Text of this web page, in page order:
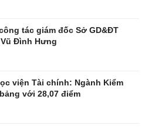
tác giám đốc Sở GD&ĐT
Đình Hưng
viện Tài chính: Ngành Kiểm
với 28,07 điểm